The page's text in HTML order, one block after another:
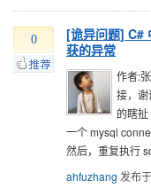
0
[诡异问题] C#
获的异常
作者:
接，
的瞎
一个 mysql
然后，重复执行
ahfuzhang 发布